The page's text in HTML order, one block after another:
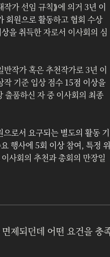
작가 선임 규칙⟫에 의거 3년 이
회원으로 활동하고 협회 수상
을 취득한 자로서 이사회의 심
작가 혹은 추천작가로 3년 이
작 기준 입상 점수 15점 이상을
출품하신 자 중 이사회의 최종
으로서 요구되는 별도의 활동 기
행사에 5회 이상 참여, 특정 위
사회의 추천과 총회의 만장일
제되던데 어떤 요건을 충